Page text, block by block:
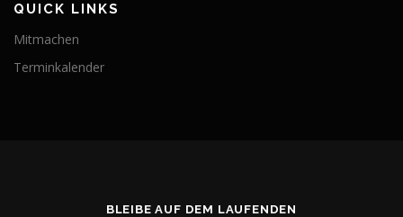
QUICK LINKS
Mitmachen
Terminkalender
BLEIBE AUF DEM LAUFENDEN